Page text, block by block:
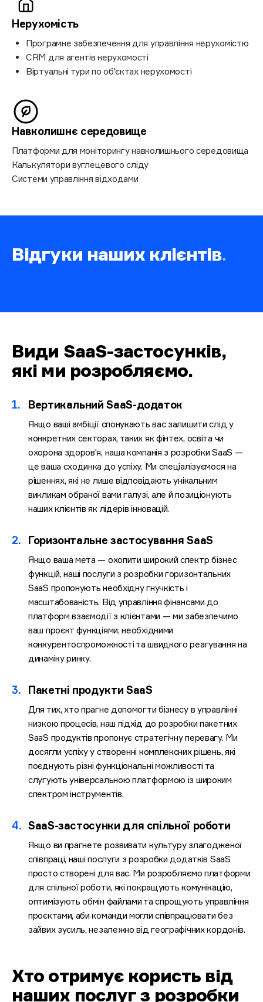
Нерухомість
Програмне забезпечення для управління нерухомістю
CRM для агентів нерухомості
Віртуальні тури по об'єктах нерухомості
Навколишнє середовище
Платформи для моніторингу навколишнього середовища
Калькулятори вуглецевого сліду
Системи управління відходами
Відгуки наших клієнтів.
Види SaaS-застосунків,
які ми розробляємо.
1. Вертикальний SaaS-додаток
Якщо ваші амбіції спонукають вас залишити слід у
конкретних секторах, таких як фінтех, освіта чи
охорона здоров'я, наша компанія з розробки SaaS —
це ваша сходинка до успіху. Ми спеціалізуємося на
рішеннях, які не лише відповідають унікальним
викликам обраної вами галузі, але й позиціонують
наших клієнтів як лідерів інновацій.
2. Горизонтальне застосування SaaS
Якщо ваша мета — охопити широкий спектр бізнес
функцій, наші послуги з розробки горизонтальних
SaaS пропонують необхідну гнучкість і
масштабованість. Від управління фінансами до
платформ взаємодії з клієнтами — ми забезпечимо
ваш проєкт функціями, необхідними
конкурентоспроможності та швидкого реагування на
динаміку ринку.
3. Пакетні продукти SaaS
Для тих, хто прагне допомогти бізнесу в управлінні
низкою процесів, наш підхід до розробки пакетних
SaaS продуктів пропонує стратегічну перевагу. Ми
досягли успіху у створенні комплексних рішень, які
поєднують різні функціональні можливості та
слугують універсальною платформою із широким
спектром інструментів.
4. SaaS-застосунки для спільної роботи
Якщо ви прагнете розвивати культуру злагодженої
співпраці, наші послуги з розробки додатків SaaS
просто створені для вас. Ми розробляємо платформи
для спільної роботи, які покращують комунікацію,
оптимізують обмін файлами та спрощують управління
проєктами, аби команди могли співпрацювати без
зайвих зусиль, незалежно від географічних кордонів.
Хто отримує користь від
наших послуг з розробки